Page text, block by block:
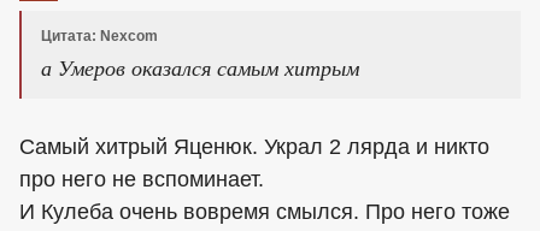
Цитата: Nexcom
а Умеров оказался самым хитрым
Самый хитрый Яценюк. Украл 2 лярда и никто
про него не вспоминает.
И Кулеба очень вовремя смылся. Про него тоже